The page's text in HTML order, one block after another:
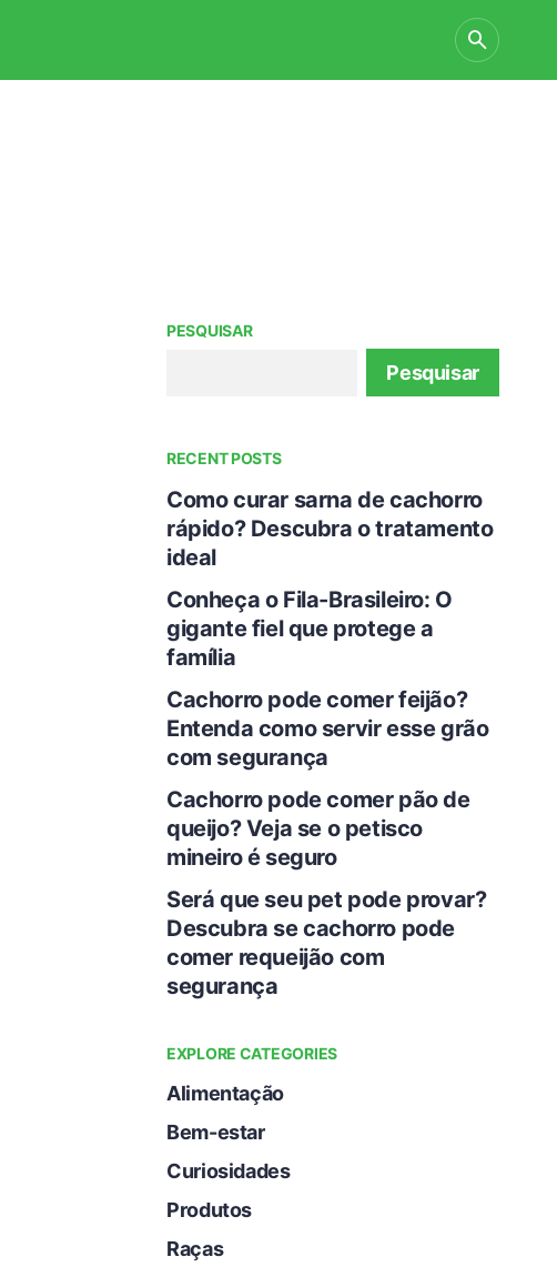
PESQUISAR
Pesquisar
RECENT POSTS
Como curar sarna de cachorro
rápido? Descubra o tratamento
ideal
Conheça o Fila-Brasileiro: O
gigante fiel que protege a
família
Cachorro pode comer feijão?
Entenda como servir esse grão
com segurança
Cachorro pode comer pão de
queijo? Veja se o petisco
mineiro é seguro
Será que seu pet pode provar?
Descubra se cachorro pode
comer requeijão com
segurança
EXPLORE CATEGORIES
Alimentação
Bem-estar
Curiosidades
Produtos
Raças